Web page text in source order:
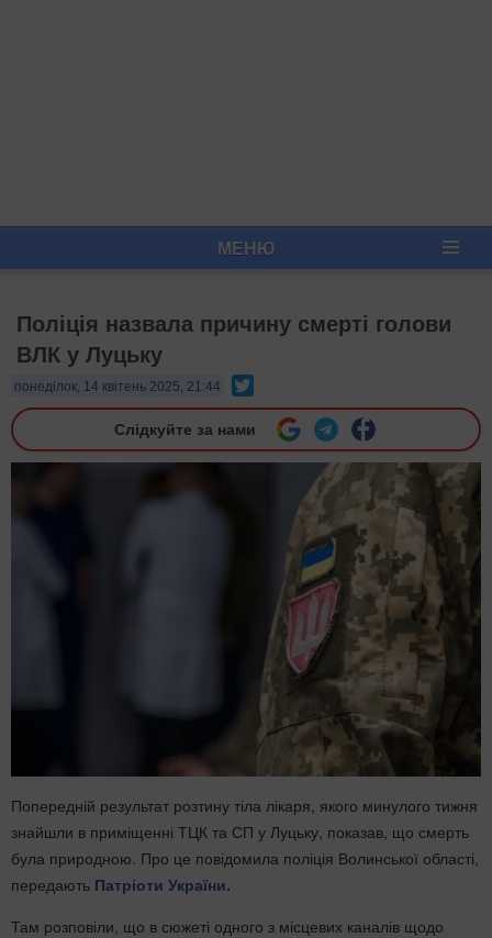
МЕНЮ
Поліція назвала причину смерті голови
ВЛК у Луцьку
понеділок, 14 квітень 2025, 21:44
Слідкуйте за нами
Попередній результат розтину тіла лікаря, якого минулого тижня
знайшли в приміщенні ТЦК та СП у Луцьку, показав, що смерть
була природною. Про це повідомила поліція Волинської області,
передають Патріоти України.
Там розповіли, що в сюжеті одного з місцевих каналів щодо